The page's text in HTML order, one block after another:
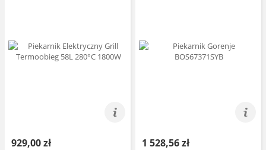
929,00 zł 1 528,56 zł